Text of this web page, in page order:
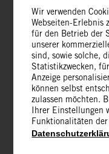
Lehrlingen an der
Polytechnischen
Die verbesserte
Handhabung
Positive
Baumeister, was
in verschiedenen
Wir verwenden
Webseiten-Erlebnis
für den Betrieb der
unserer
sind, sowie solche,
Statistikzwecken,
Anzeige
können selbst
zulassen möchten.
Ihrer Einstellungen
Funktionalitäten der